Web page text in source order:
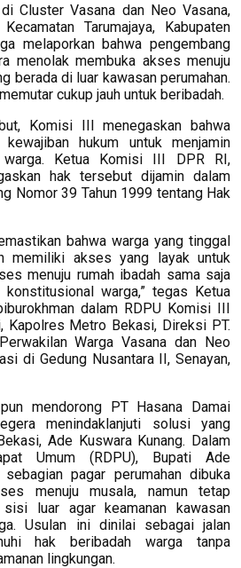
Cluster Vasana dan Neo Vasana,
Tarumajaya, Kabupaten
melaporkan bahwa pengembang
menolak membuka akses menuju
berada di luar kawasan perumahan.
cukup jauh untuk beribadah.
Komisi III menegaskan bahwa
hukum untuk menjamin
warga. Ketua Komisi III DPR RI,
hak tersebut dijamin dalam
Nomor 39 Tahun 1999 tentang Hak
bahwa warga yang tinggal
memiliki akses yang layak untuk
menuju rumah ibadah sama saja
konstitusional warga,” tegas Ketua
dalam RDPU Komisi III
Kapolres Metro Bekasi, Direksi PT.
Warga Vasana dan Neo
di Gedung Nusantara II, Senayan,
mendorong PT Hasana Damai
menindaklanjuti solusi yang
Ade Kuswara Kunang. Dalam
Umum (RDPU), Bupati Ade
pagar perumahan dibuka
menuju musala, namun tetap
luar agar keamanan kawasan
Usulan ini dinilai sebagai jalan
hak beribadah warga tanpa
lingkungan.